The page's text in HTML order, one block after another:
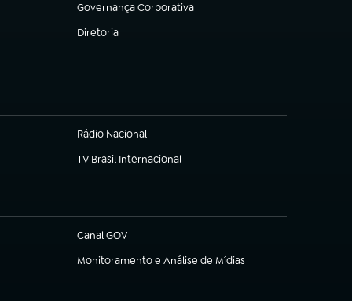
Governança Corporativa
(abre em nova aba)
Diretoria
(abre em nova aba)
Rádio Nacional
TV Brasil Internacional
(abre em nova aba)
Canal GOV
(abre em nova aba)
Monitoramento e Análise de Mídias
(abre em nova aba)